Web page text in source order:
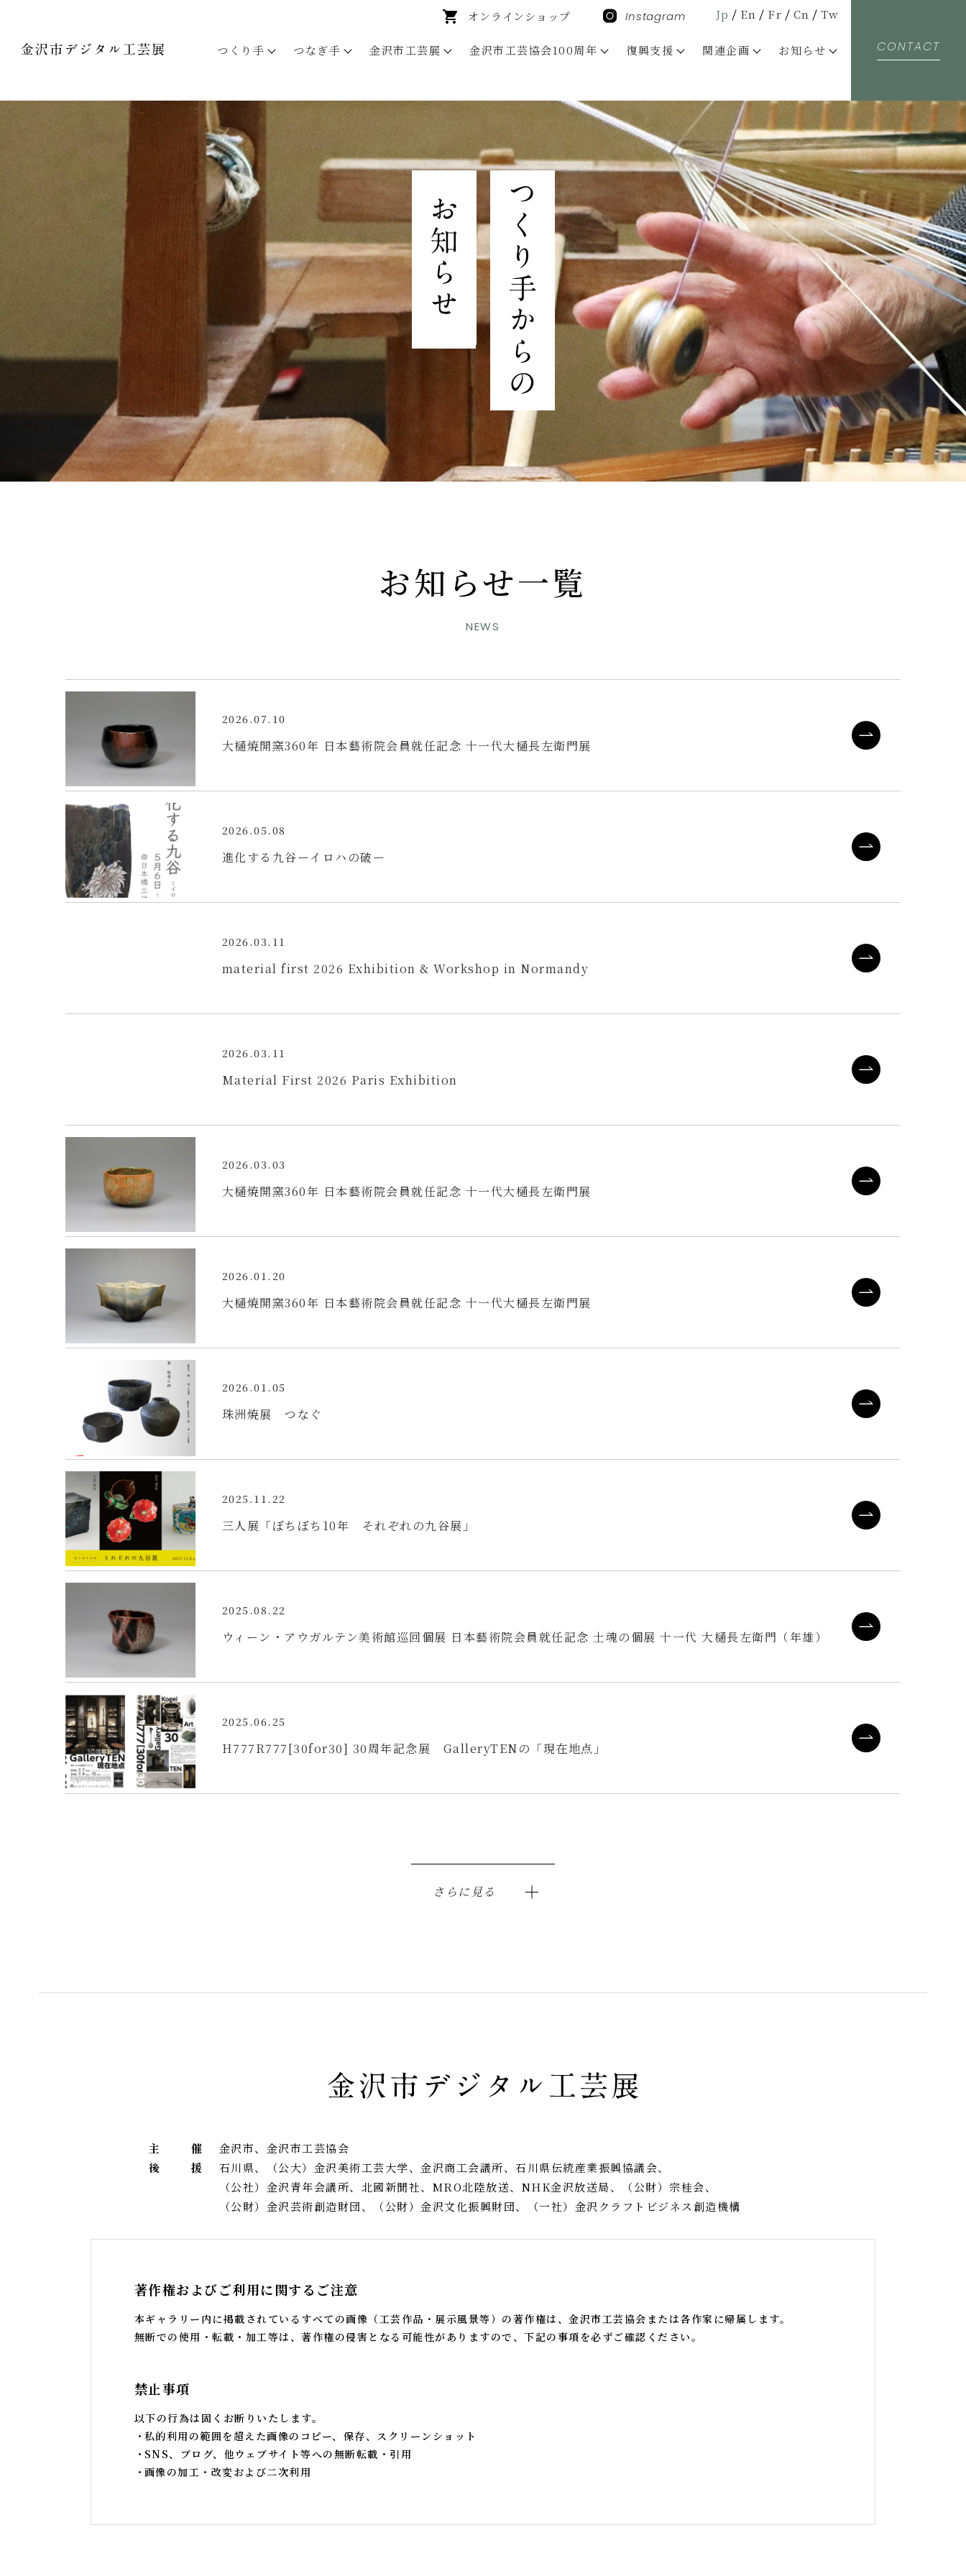
Jp En Fr Cn Tw
Instagram
オンラインショップ
CONTACT
つくり手 つなぎ手 金沢市工芸展 金沢市工芸協会100周年 復興支援 関連企画 お知らせ
お知らせ一覧
NEWS
2026.07.10
大樋焼開窯360年 日本藝術院会員就任記念 十一代大樋長左衛門展
2026.05.08
進化する九谷ーイロハの破ー
2026.03.11
material first 2026 Exhibition & Workshop in Normandy
2026.03.11
Material First 2026 Paris Exhibition
2026.03.03
大樋焼開窯360年 日本藝術院会員就任記念 十一代大樋長左衛門展
2026.01.20
大樋焼開窯360年 日本藝術院会員就任記念 十一代大樋長左衛門展
2026.01.05
珠洲焼展 つなぐ
2025.11.22
三人展「ぼちぼち10年 それぞれの九谷展」
2025.08.22
ウィーン・アウガルテン美術館巡回個展 日本藝術院会員就任記念 土魂の個展 十一代 大樋長左衛門（年雄）
2025.06.25
H777R777[30for30] 30周年記念展 GalleryTENの「現在地点」
さらに見る
主 催
金沢市、金沢市工芸協会
後
援
石川県、（公大）金沢美術工芸大学、金沢商工会議所、石川県伝統産業振興協議会、
（公社）金沢青年会議所、北國新聞社、MRO北陸放送、NHK金沢放送局、（公財）宗桂会、
（公財）金沢芸術創造財団、（公財）金沢文化振興財団、（一社）金沢クラフトビジネス創造機構
著作権およびご利用に関するご注意
本ギャラリー内に掲載されているすべての画像（工芸作品・展示風景等）の著作権は、金沢市工芸協会または各作家に帰属します。
無断での使用・転載・加工等は、著作権の侵害となる可能性がありますので、下記の事項を必ずご確認ください。
禁止事項
以下の行為は固くお断りいたします。
私的利用の範囲を超えた画像のコピー、保存、スクリーンショット
SNS、ブログ、他ウェブサイト等への無断転載・引用
画像の加工・改変および二次利用